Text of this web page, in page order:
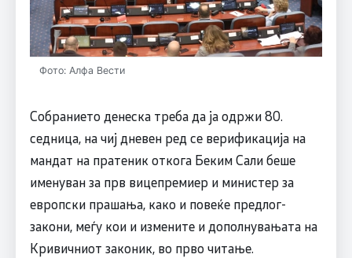
Фото: Алфа Вести
Собранието денеска треба да ја одржи 80.
седница, на чиј дневен ред се верификација на
мандат на пратеник откога Беким Сали беше
именуван за прв вицепремиер и министер за
европски прашања, како и повеќе предлог-
закони, меѓу кои и измените и дополнувањата на
Кривичниот законик, во прво читање.